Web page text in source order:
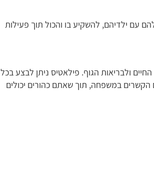
עם ילדיהם, להשקיע בו והכול תוך פעילות
ולבריאות הגוף. פילאטיס ניתן לבצע בכל
במשפחה, תוך שאתם כהורים יכולים